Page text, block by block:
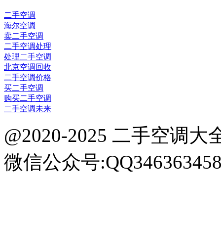
二手空调
海尔空调
卖二手空调
二手空调处理
处理二手空调
北京空调回收
二手空调价格
买二手空调
购买二手空调
二手空调未来
@2020-2025 二手空调大
微信公众号